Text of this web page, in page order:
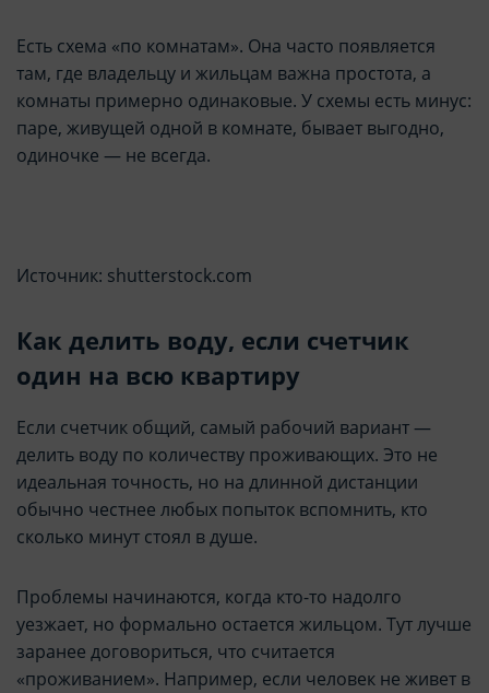
Есть схема «по комнатам». Она часто появляется
там, где владельцу и жильцам важна простота, а
комнаты примерно одинаковые. У схемы есть минус:
паре, живущей одной в комнате, бывает выгодно,
одиночке — не всегда.
Источник: shutterstock.com
Как делить воду, если счетчик
один на всю квартиру
Если счетчик общий, самый рабочий вариант —
делить воду по количеству проживающих. Это не
идеальная точность, но на длинной дистанции
обычно честнее любых попыток вспомнить, кто
сколько минут стоял в душе.
Проблемы начинаются, когда кто-то надолго
уезжает, но формально остается жильцом. Тут лучше
заранее договориться, что считается
«проживанием». Например, если человек не живет в